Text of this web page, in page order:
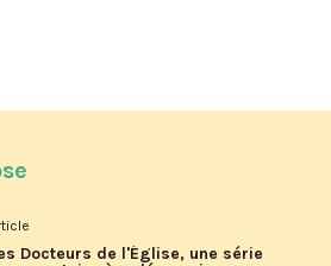
Docteurs de l'Église, une série